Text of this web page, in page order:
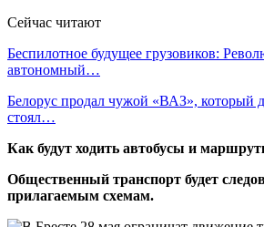
Сейчас читают
Беспилотное будущее грузовиков:
автономный…
Белорус продал чужой «ВАЗ», который
стоял…
Как будут ходить автобусы и
Общественный транспорт будет
прилагаемым схемам.